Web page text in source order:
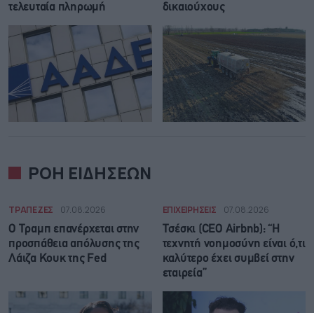
τελευταία πληρωμή
δικαιούχους
ΡΟΗ ΕΙΔΗΣΕΩΝ
ΤΡΑΠΕΖΕΣ 07.08.2026
Ο Τραμπ επανέρχεται στην
προσπάθεια απόλυσης της
Λάιζα Κουκ της Fed
ΕΠΙΧΕΙΡΗΣΕΙΣ 07.08.2026
Τσέσκι (CEO Airbnb): “Η
τεχνητή νοημοσύνη είναι ό,τι
καλύτερο έχει συμβεί στην
εταιρεία”